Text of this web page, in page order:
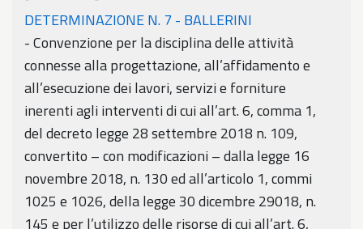
DETERMINAZIONE N. 7 - BALLERINI
- Convenzione per la disciplina delle attività
connesse alla progettazione, all’affidamento e
all’esecuzione dei lavori, servizi e forniture
inerenti agli interventi di cui all’art. 6, comma 1,
del decreto legge 28 settembre 2018 n. 109,
convertito – con modificazioni – dalla legge 16
novembre 2018, n. 130 ed all’articolo 1, commi
1025 e 1026, della legge 30 dicembre 29018, n.
145 e per l’utilizzo delle risorse di cui all’art. 6,